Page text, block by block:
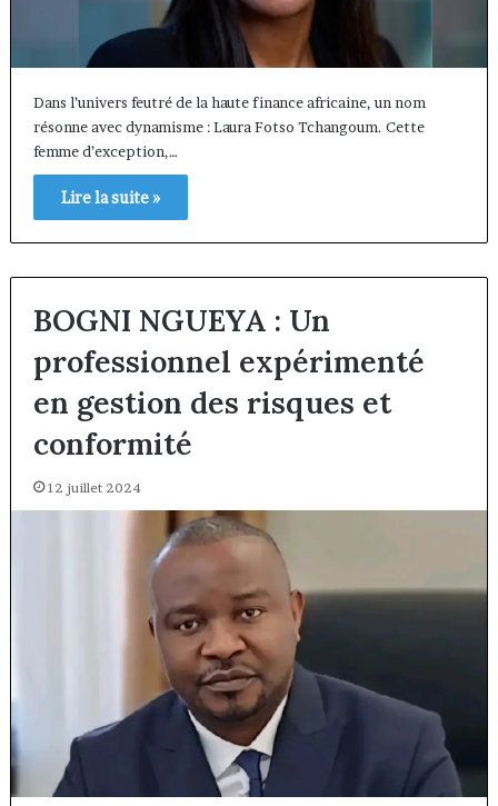
Dans l’univers feutré de la haute finance africaine, un nom
résonne avec dynamisme : Laura Fotso Tchangoum. Cette
femme d’exception,…
Lire la suite »
BOGNI NGUEYA : Un
professionnel expérimenté
en gestion des risques et
conformité
12 juillet 2024